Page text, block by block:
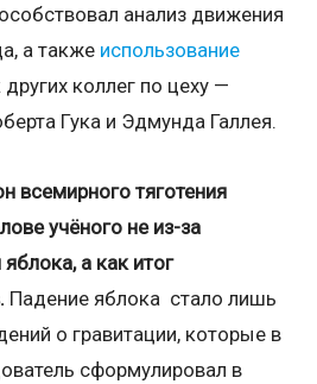
анализ движения
а также использование
коллег по цеху —
Гука и Эдмунда Галлея.
всемирного тяготения
учёного не из-за
а как итог
Падение яблока стало лишь
о гравитации, которые в
сформулировал в